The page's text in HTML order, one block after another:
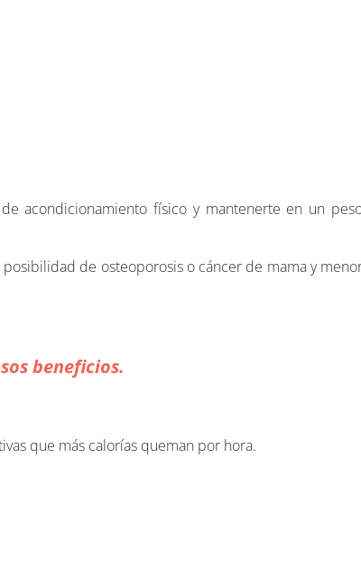
acondicionamiento físico y mantenerte en un
de osteoporosis o cáncer de mama y
beneficios.
que más calorías queman por hora.